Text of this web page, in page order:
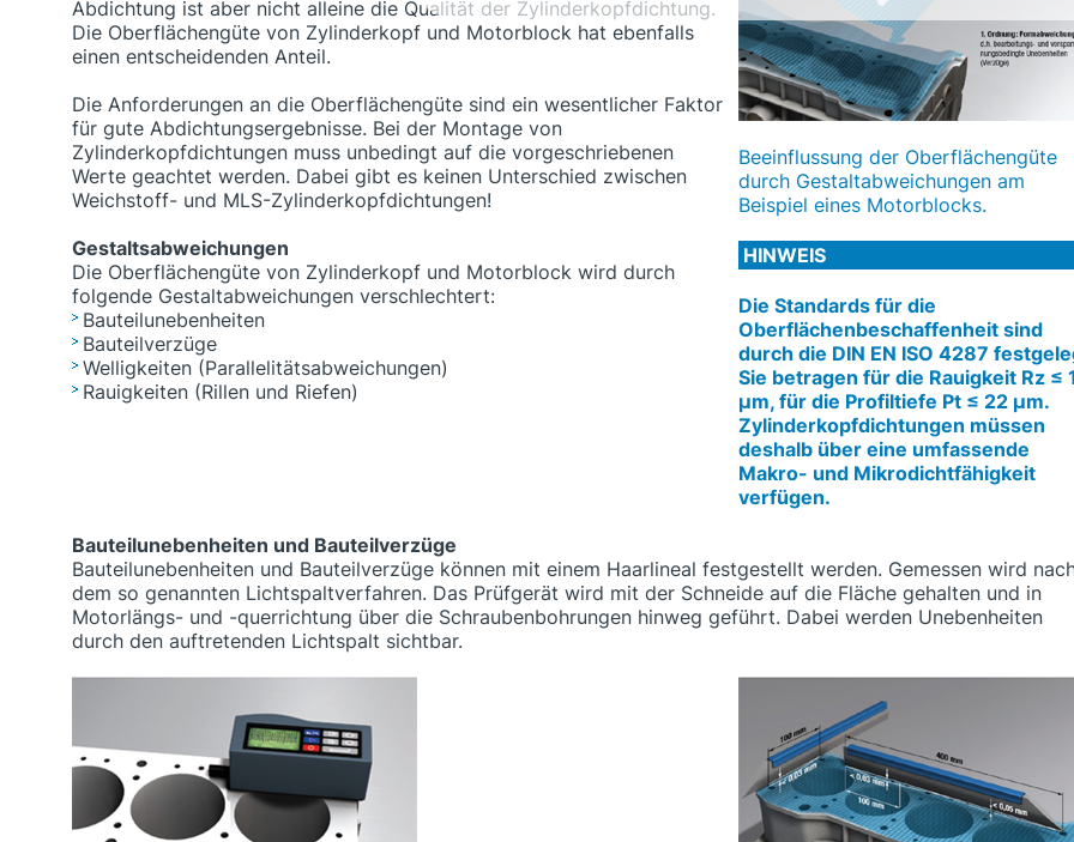
Abdichtung ist aber nicht alleine die Qualität der Zylinderkopfdichtung.
Die Oberflächengüte von Zylinderkopf und Motorblock hat ebenfalls
einen entscheidenden Anteil.
Die Anforderungen an die Oberflächengüte sind ein wesentlicher Faktor
für gute Abdichtungsergebnisse. Bei der Montage von
Zylinderkopfdichtungen muss unbedingt auf die vorgeschriebenen
Werte geachtet werden. Dabei gibt es keinen Unterschied zwischen
Weichstoff- und MLS-Zylinderkopfdichtungen!
Gestaltsabweichungen
Die Oberflächengüte von Zylinderkopf und Motorblock wird durch
folgende Gestaltabweichungen verschlechtert:
Bauteilunebenheiten
Bauteilverzüge
Welligkeiten (Parallelitätsabweichungen)
Rauigkeiten (Rillen und Riefen)
Beeinflussung der Oberflächengüte
durch Gestaltabweichungen am
Beispiel eines Motorblocks.
HINWEIS
Die Standards für die
Oberflächenbeschaffenheit sind
durch die DIN EN ISO 4287
Sie betragen für die Rauigkeit Rz ≤
μm, für die Profiltiefe Pt ≤ 22 μm.
Zylinderkopfdichtungen müssen
deshalb über eine umfassende
Makro- und Mikrodichtfähigkeit
verfügen.
Bauteilunebenheiten und Bauteilverzüge
Bauteilunebenheiten und Bauteilverzüge können mit einem Haarlineal festgestellt werden. Gemessen wird
dem so genannten Lichtspaltverfahren. Das Prüfgerät wird mit der Schneide auf die Fläche gehalten und in
Motorlängs- und -querrichtung über die Schraubenbohrungen hinweg geführt. Dabei werden Unebenheiten
durch den auftretenden Lichtspalt sichtbar.